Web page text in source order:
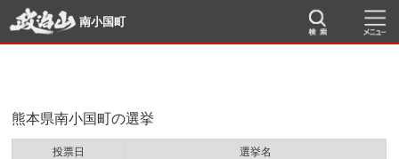
南小国町
熊本県南小国町の選挙
投票日 選挙名